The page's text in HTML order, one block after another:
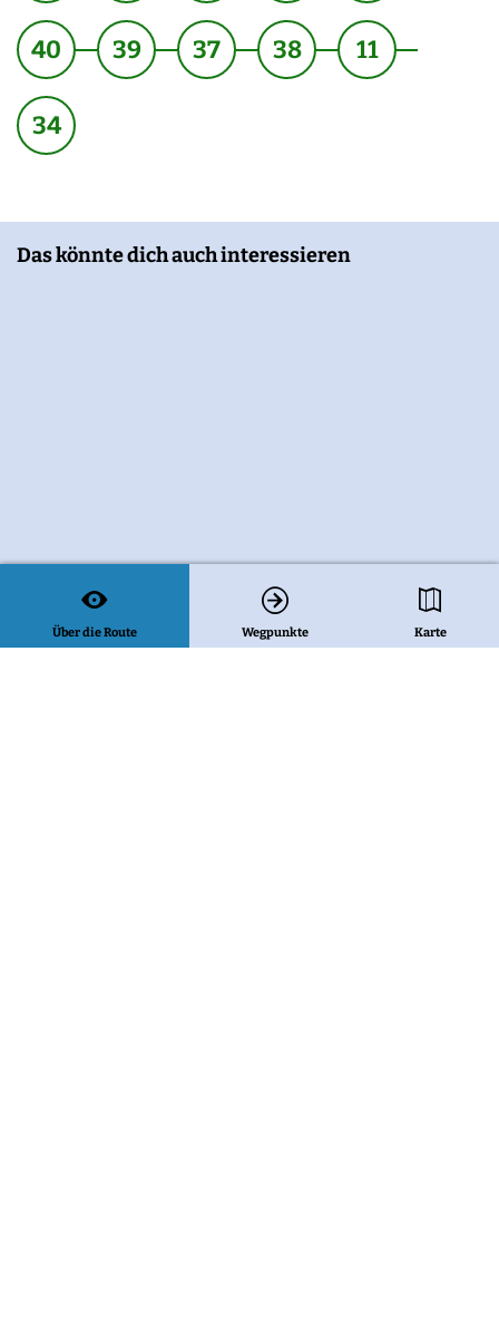
Über die Route Wegpunkte Karte
40 39 37 38 11
34
Das könnte dich auch interessieren